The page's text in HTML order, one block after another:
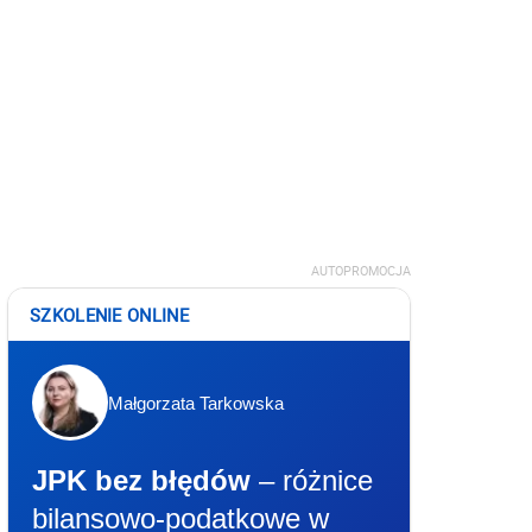
AUTOPROMOCJA
SZKOLENIE ONLINE
Małgorzata Tarkowska
JPK bez błędów – różnice
bilansowo-podatkowe w